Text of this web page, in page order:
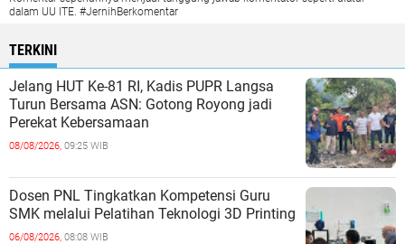
dalam UU ITE. #JernihBerkomentar
TERKINI
Jelang HUT Ke-81 RI, Kadis PUPR Langsa
Turun Bersama ASN: Gotong Royong jadi
Perekat Kebersamaan
08/08/2026, 09:25 WIB
Dosen PNL Tingkatkan Kompetensi Guru
SMK melalui Pelatihan Teknologi 3D Printing
06/08/2026, 08:08 WIB